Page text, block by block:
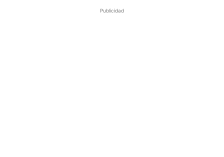
Publicidad